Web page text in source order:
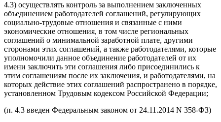
4.3) осуществлять контроль за выполнением заключенных
объединением работодателей соглашений, регулирующих
социально-трудовые отношения и связанные с ними
экономические отношения, в том числе региональных
соглашений о минимальной заработной плате, другими
сторонами этих соглашений, а также работодателями, которые
уполномочили данное объединение работодателей от их
имени заключить эти соглашения либо присоединились к
этим соглашениям после их заключения, и работодателями, на
которых действие этих соглашений распространено в порядке,
установленном Трудовым кодексом Российской Федерации;
(п. 4.3 введен Федеральным законом от 24.11.2014 N 358-ФЗ)